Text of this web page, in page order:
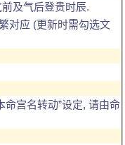
及气后登贵时辰.
对应 (更新时需勾选文
命宫名转动”设定, 请由命